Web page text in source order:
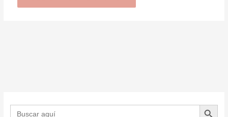
Buscar: BOTÓN DE